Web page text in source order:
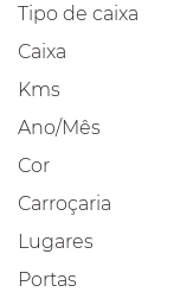
Tipo de caixa
Caixa
Kms
Ano/Mês
Cor
Carroçaria
Lugares
Portas